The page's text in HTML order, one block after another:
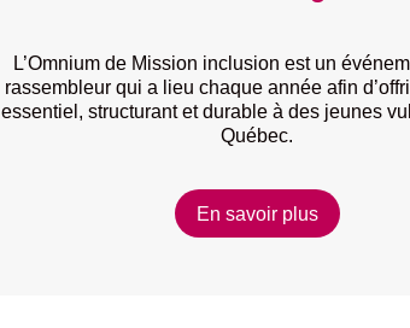
L’Omnium de Mission inclusion est un
rassembleur qui a lieu chaque année afin
essentiel, structurant et durable à des jeunes
Québec.
En savoir plus